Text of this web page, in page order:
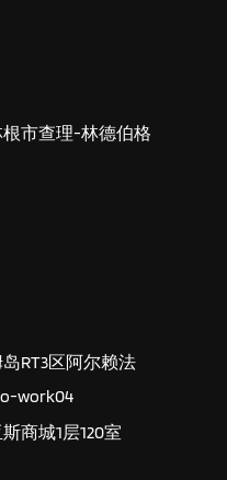
市查理-林德伯格
RT3区阿尔赖法
work04
商城1层120室